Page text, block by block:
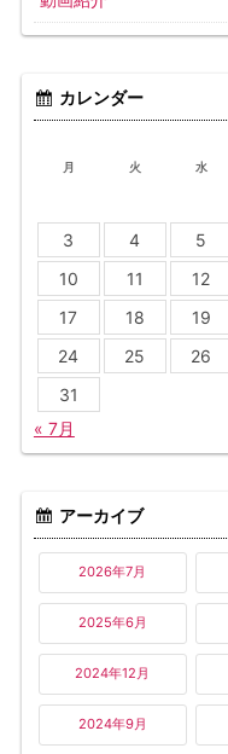
カレンダー
月 火 水
3
4 5
10
11 12
17
18 19
24
25 26
31
« 7月
アーカイブ
2026年7月
2025年6月
2024年12月
2024年9月